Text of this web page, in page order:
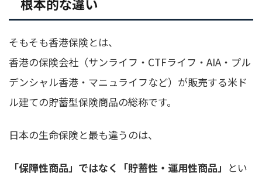
そもそも香港保険とは、
香港の保険会社（サンライフ・CTFライフ・AIA・プル
デンシャル香港・マニュライフなど）が販売する米ド
ル建ての貯蓄型保険商品の総称です。
日本の生命保険と最も違うのは、
「保障性商品」ではなく「貯蓄性・運用性商品」 とい